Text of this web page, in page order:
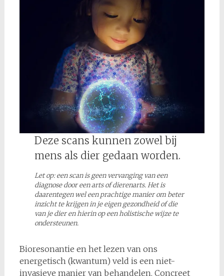
Deze scans kunnen zowel bij
mens als dier gedaan worden.
Let op: een scan is geen vervanging van een
diagnose door een arts of dierenarts. Het is
daarentegen wel een prachtige manier om beter
inzicht te krijgen in je eigen gezondheid of die
van je dier en hierin op een holistische wijze te
ondersteunen.
Bioresonantie en het lezen van ons
energetisch (kwantum) veld is een niet-
invasieve manier van behandelen. Concreet